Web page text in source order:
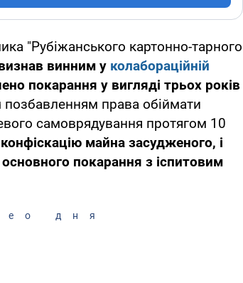
"Рубіжанського картонно-тарного
винним у колабораційній
покарання у вигляді трьох років
права обіймати
самоврядування протягом 10
майна засудженого, і
покарання з іспитовим
дня